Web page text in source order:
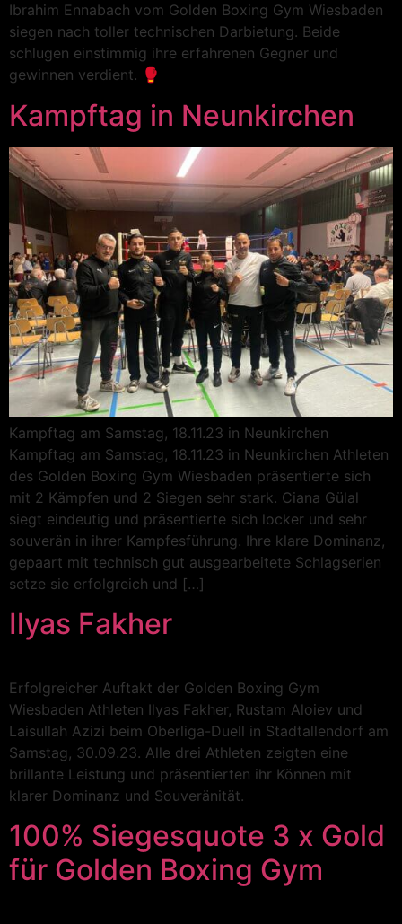
Ibrahim Ennabach vom Golden Boxing Gym Wiesbaden
siegen nach toller technischen Darbietung. Beide
schlugen einstimmig ihre erfahrenen Gegner und
gewinnen verdient. 🥊
Kampftag in Neunkirchen
Kampftag am Samstag, 18.11.23 in Neunkirchen
Kampftag am Samstag, 18.11.23 in Neunkirchen Athleten
des Golden Boxing Gym Wiesbaden präsentierte sich
mit 2 Kämpfen und 2 Siegen sehr stark. Ciana Gülal
siegt eindeutig und präsentierte sich locker und sehr
souverän in ihrer Kampfesführung. Ihre klare Dominanz,
gepaart mit technisch gut ausgearbeitete Schlagserien
setze sie erfolgreich und […]
Ilyas Fakher
Erfolgreicher Auftakt der Golden Boxing Gym
Wiesbaden Athleten Ilyas Fakher, Rustam Aloiev und
Laisullah Azizi beim Oberliga-Duell in Stadtallendorf am
Samstag, 30.09.23. Alle drei Athleten zeigten eine
brillante Leistung und präsentierten ihr Können mit
klarer Dominanz und Souveränität.
100% Siegesquote 3 x Gold
für Golden Boxing Gym